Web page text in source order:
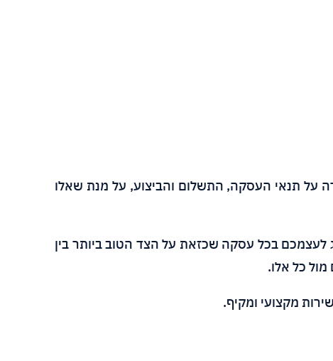
על תנאי העסקה, התשלום והביצוע, על מנת שאלו
בכל עסקה שכזאת על הצד הטוב ביותר בין
כל אלו.
מקצועי ומקיף.